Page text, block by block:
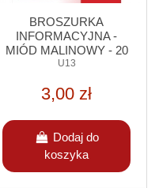
BROSZURKA
INFORMACYJNA -
MIÓD MALINOWY - 20
SZT.
U13
3,00 zł
Dodaj do
koszyka